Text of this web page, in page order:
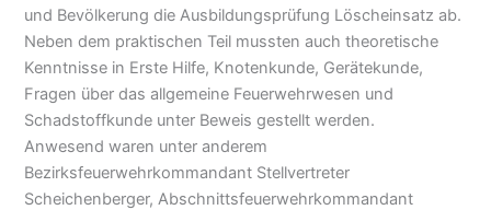
und Bevölkerung die Ausbildungsprüfung Löscheinsatz ab.
Neben dem praktischen Teil mussten auch theoretische
Kenntnisse in Erste Hilfe, Knotenkunde, Gerätekunde,
Fragen über das allgemeine Feuerwehrwesen und
Schadstoffkunde unter Beweis gestellt werden.
Anwesend waren unter anderem
Bezirksfeuerwehrkommandant Stellvertreter
Scheichenberger, Abschnittsfeuerwehrkommandant